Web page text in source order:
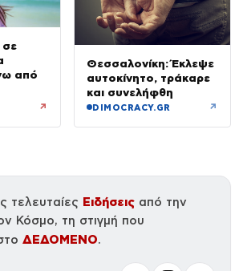
σε
από
↗
Θεσσαλονίκη: Έκλεψε
αυτοκίνητο, τράκαρε
και συνελήφθη
DIMOCRACY.GR ↗
τελευταίες Ειδήσεις από την
Κόσμο, τη στιγμή που
ΔΕΔΟΜΕΝΟ.